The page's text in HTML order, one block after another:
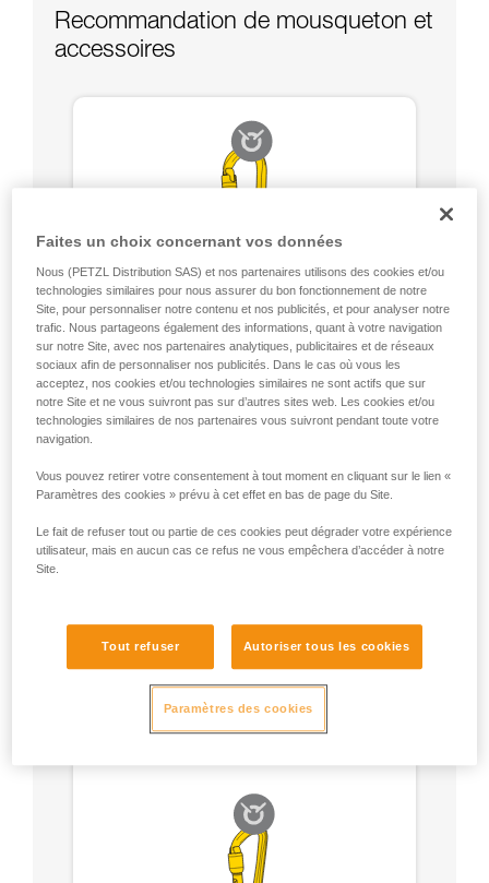
Recommandation de mousqueton et
accessoires
Faites un choix concernant vos données
Nous (PETZL Distribution SAS) et nos partenaires utilisons des cookies et/ou
technologies similaires pour nous assurer du bon fonctionnement de notre
Site, pour personnaliser notre contenu et nos publicités, et pour analyser notre
trafic. Nous partageons également des informations, quant à votre navigation
sur notre Site, avec nos partenaires analytiques, publicitaires et de réseaux
sociaux afin de personnaliser nos publicités. Dans le cas où vous les
acceptez, nos cookies et/ou technologies similaires ne sont actifs que sur
notre Site et ne vous suivront pas sur d’autres sites web. Les cookies et/ou
technologies similaires de nos partenaires vous suivront pendant toute votre
navigation.
Vous pouvez retirer votre consentement à tout moment en cliquant sur le lien «
Paramètres des cookies » prévu à cet effet en bas de page du Site.
Le fait de refuser tout ou partie de ces cookies peut dégrader votre expérience
utilisateur, mais en aucun cas ce refus ne vous empêchera d’accéder à notre
Site.
Tout refuser Autoriser tous les cookies
Paramètres des cookies